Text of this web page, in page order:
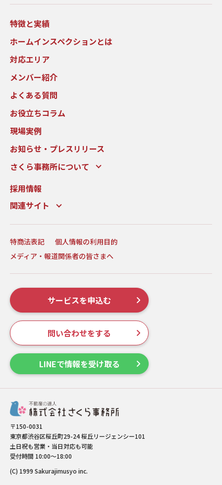
特徴と実績
ホームインスペクションとは
対応エリア
メンバー紹介
よくある質問
お役立ちコラム
現場実例
お知らせ・プレスリリース
さくら事務所について
採用情報
関連サイト
特商法表記
個人情報の利用目的
メディア・報道関係者の皆さまへ
サービスを申込む
問い合わせをする
LINEで情報を受け取る
〒150-0031
東京都渋谷区桜丘町29-24 桜丘リージェンシー101
土日祝も営業・当日対応も可能
受付時間 10:00～18:00
(C) 1999 Sakurajimusyo inc.